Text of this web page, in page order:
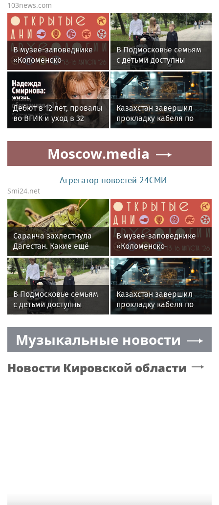
103news.com
В музее-заповеднике
«Коломенско-
Зарайский» пройдут
«Открытые дни
археологии»
В Подмосковье семьям
с детьми доступны
субсидии на жилье
и налоговые льготы
Дебют в 12 лет, провалы
во ВГИК и уход в 32
года: короткий путь
актрисы Надежды
Смирновой
Казахстан завершил
прокладку кабеля по
дну Каспийского моря
Moscow.media
Агрегатор новостей 24СМИ
Smi24.net
Саранча захлестнула
Дагестан. Какие ещё
регионы России под
угрозой? Назван
худший сценарий
В музее-заповеднике
«Коломенско-
Зарайский» пройдут
«Открытые дни
археологии»
В Подмосковье семьям
с детьми доступны
субсидии на жилье
Казахстан завершил
прокладку кабеля по
дну Каспийского моря
Музыкальные новости
Новости Кировской области